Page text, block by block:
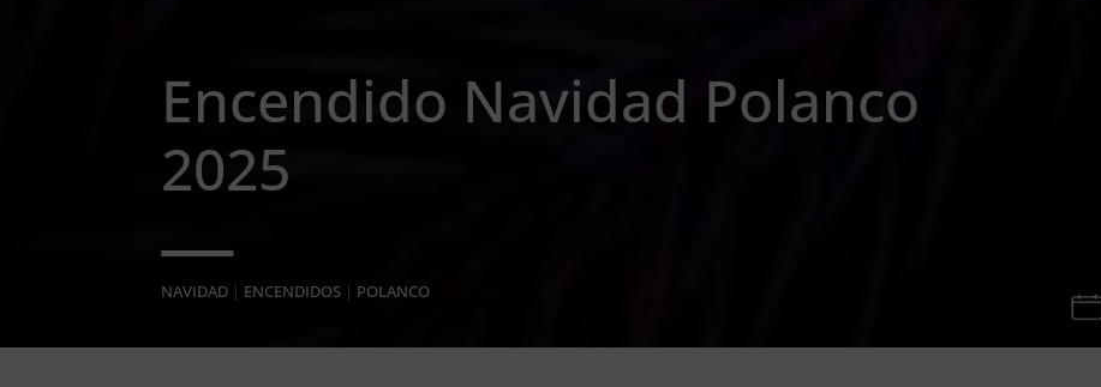
Encendido Navidad Polanco
2025
NAVIDAD | ENCENDIDOS | POLANCO